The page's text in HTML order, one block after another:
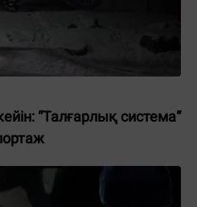
“Талғарлық система“